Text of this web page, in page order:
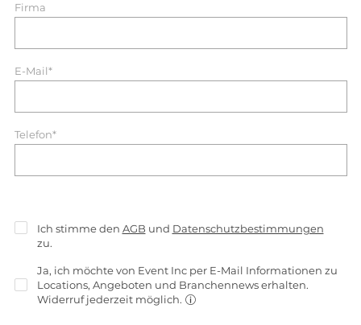
Firma
E-Mail*
Telefon*
Ich stimme den AGB und Datenschutzbestimmungen
zu.
Ja, ich möchte von Event Inc per E-Mail Informationen zu
Locations, Angeboten und Branchennews erhalten.
Widerruf jederzeit möglich.